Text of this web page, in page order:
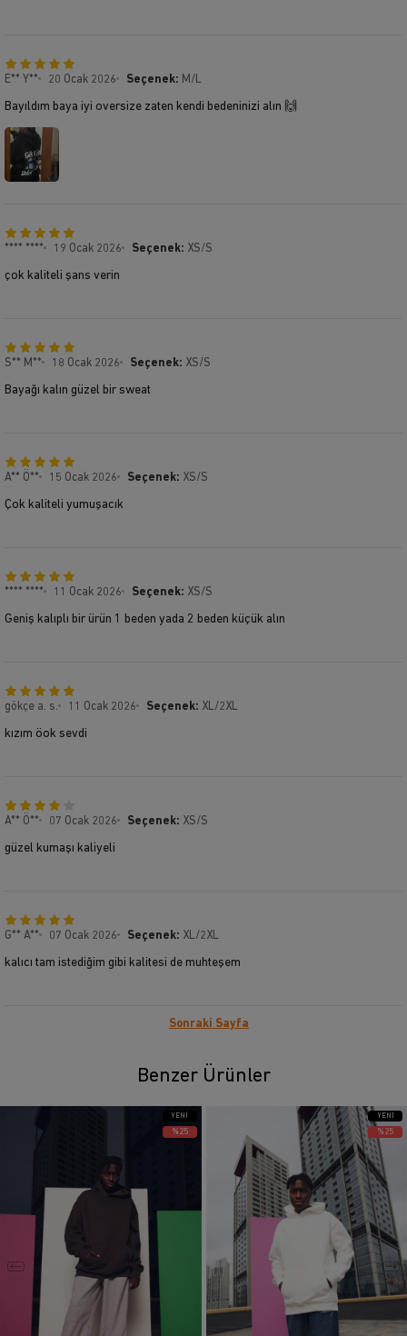
E** Y** 20 Ocak 2026 Seçenek: M/L
Bayıldım baya iyi oversize zaten kendi bedeninizi alın 🙌
**** **** 19 Ocak 2026 Seçenek: XS/S
çok kaliteli şans verin
S** M** 18 Ocak 2026 Seçenek: XS/S
Bayağı kalın güzel bir sweat
A** Ö** 15 Ocak 2026 Seçenek: XS/S
Çok kaliteli yumuşacık
**** **** 11 Ocak 2026 Seçenek: XS/S
Geniş kalıplı bir ürün 1 beden yada 2 beden küçük alın
gökçe a. s. 11 Ocak 2026 Seçenek: XL/2XL
kızım öok sevdi
A** Ö** 07 Ocak 2026 Seçenek: XS/S
güzel kumaşı kaliyeli
G** A** 07 Ocak 2026 Seçenek: XL/2XL
kalıcı tam istediğim gibi kalitesi de muhteşem
Sonraki Sayfa
Benzer Ürünler
YENI
ÜRÜN
%25
YENI
ÜRÜN
%25